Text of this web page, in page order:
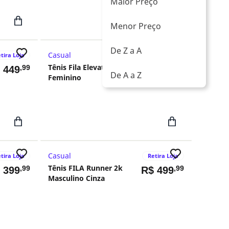
Menor Preço
De Z a A
De A a Z
Loja
449,99
Casual
Tênis Fila Elevation
Feminino
R$
Loja
399,99
Casual Retira Loja
Tênis FILA Runner 2k
Masculino Cinza
R$499,99